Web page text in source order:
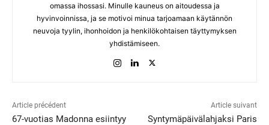
omassa ihossasi. Minulle kauneus on aitoudessa ja
hyvinvoinnissa, ja se motivoi minua tarjoamaan käytännön
neuvoja tyylin, ihonhoidon ja henkilökohtaisen täyttymyksen
yhdistämiseen.
Article précédent
67-vuotias Madonna esiintyy
Article suivant
Syntymäpäivälahjaksi Paris